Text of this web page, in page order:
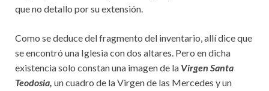
que no detallo por su extensión.
Como se deduce del fragmento del inventario, allí dice que
se encontró una Iglesia con dos altares. Pero en dicha
existencia solo constan una imagen de la Virgen Santa
Teodosia, un cuadro de la Virgen de las Mercedes y un